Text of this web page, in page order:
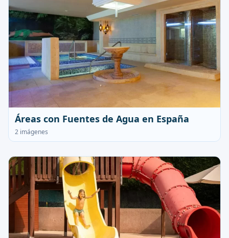
Áreas con Fuentes de Agua en España
2 imágenes